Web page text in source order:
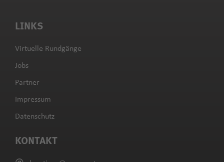
KONTAKT
LINKS
Virtuelle Rundgänge
Jobs
Partner
Impressum
Datenschutz